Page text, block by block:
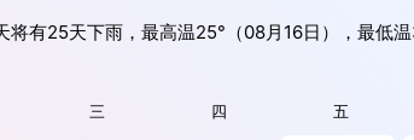
将有25天下雨，最高温25°（08月16日），最低温
三 四 五